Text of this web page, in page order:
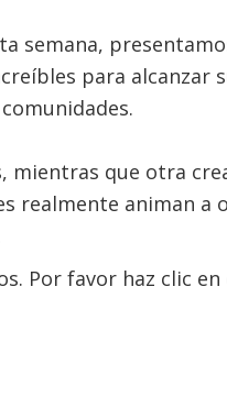
semana,
para alcanzar
mientras que otra
realmente animan a
Por favor haz clic